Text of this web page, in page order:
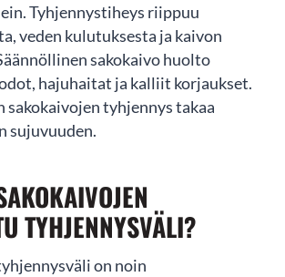
Tyhjennystiheys riippuu
veden kulutuksesta ja kaivon
sakokaivo huolto
hajuhaitat ja kalliit korjaukset.
sakokaivojen tyhjennys takaa
sujuvuuden.
TYHJENNYSVÄLI?
on noin
helposti tämän lomakkeen kautta